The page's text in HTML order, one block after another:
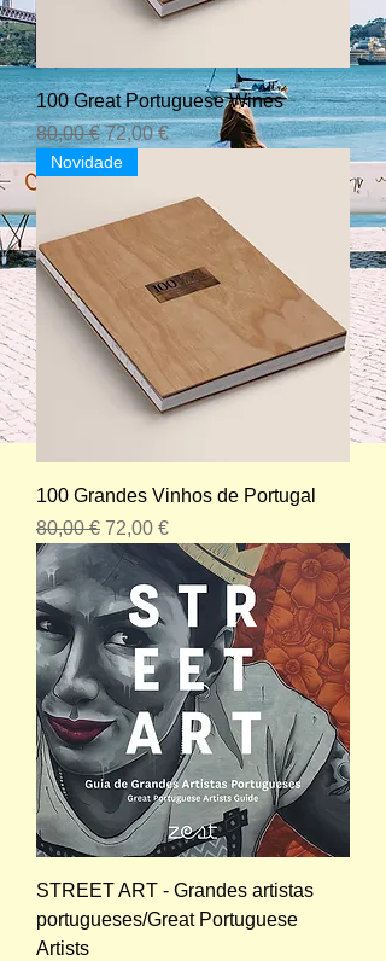
100 Great Portuguese Wines
Preço normal
80,00 €Preço promocional
72,00 €
Novidade
100 Grandes Vinhos de Portugal
Preço normal
80,00 € Preço promocional
72,00 €
STREET ART - Grandes artistas
portugueses/Great Portuguese
Artists